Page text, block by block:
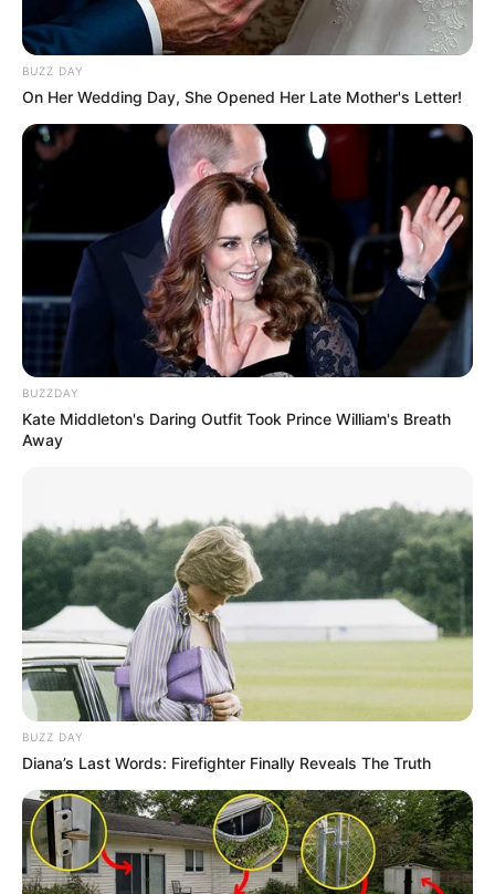
BUZZ DAY
On Her Wedding Day, She Opened Her Late Mother's Letter!
BUZZDAY
Kate Middleton's Daring Outfit Took Prince William's Breath
Away
BUZZ DAY
Diana’s Last Words: Firefighter Finally Reveals The Truth